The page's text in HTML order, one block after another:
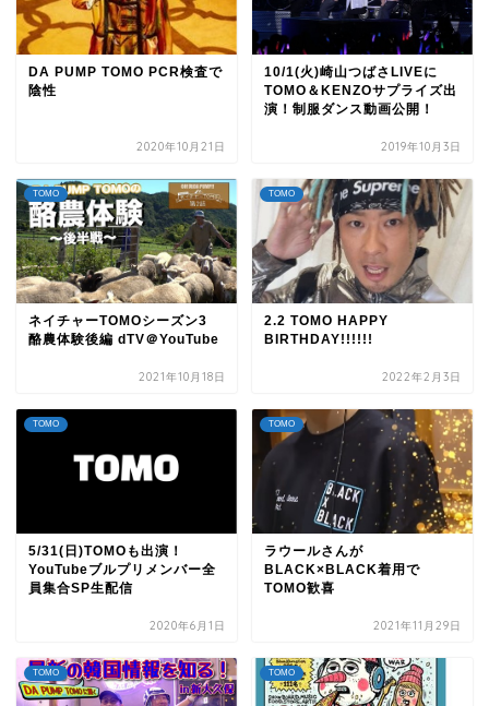
DA PUMP TOMO PCR検査で
陰性
2020年10月21日
10/1(火)崎山つばさLIVEに
TOMO＆KENZOサプライズ出
演！制服ダンス動画公開！
2019年10月3日
TOMO
ネイチャーTOMOシーズン3
酪農体験後編 dTV＠YouTube
2021年10月18日
TOMO
2.2 TOMO HAPPY
BIRTHDAY!!!!!!
2022年2月3日
TOMO
5/31(日)TOMOも出演！
YouTubeブルプリメンバー全
員集合SP生配信
2020年6月1日
TOMO
ラウールさんが
BLACK×BLACK着用で
TOMO歓喜
2021年11月29日
TOMO TOMO